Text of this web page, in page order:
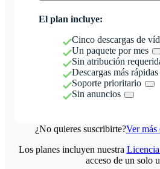
El plan incluye:
Cinco descargas de
Un paquete por mes
Sin atribución
Descargas más rápidas
Soporte prioritario
Sin anuncios
¿No quieres suscribirte?Ver más
Los planes incluyen nuestra
acceso de un solo